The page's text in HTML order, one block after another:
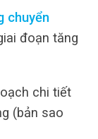
chuyển
đoạn tăng
chi tiết
(bản sao